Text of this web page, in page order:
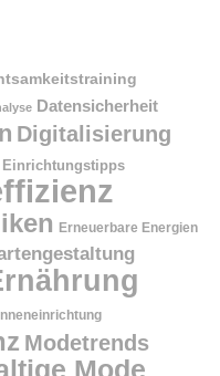
Datensicherheit
Digitalisierung
Einrichtungstipps
Erneuerbare Energien
Inneneinrichtung
Modetrends